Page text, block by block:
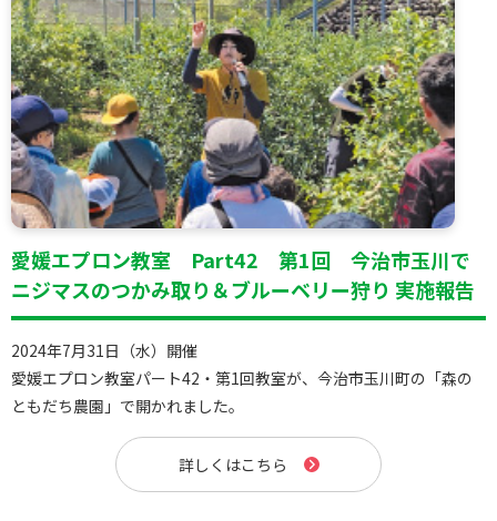
愛媛エプロン教室 Part42 第1回 今治市玉川で
ニジマスのつかみ取り＆ブルーベリー狩り 実施報告
2024年7月31日（水）開催
愛媛エプロン教室パート42・第1回教室が、今治市玉川町の「森の
ともだち農園」で開かれました。
詳しくはこちら